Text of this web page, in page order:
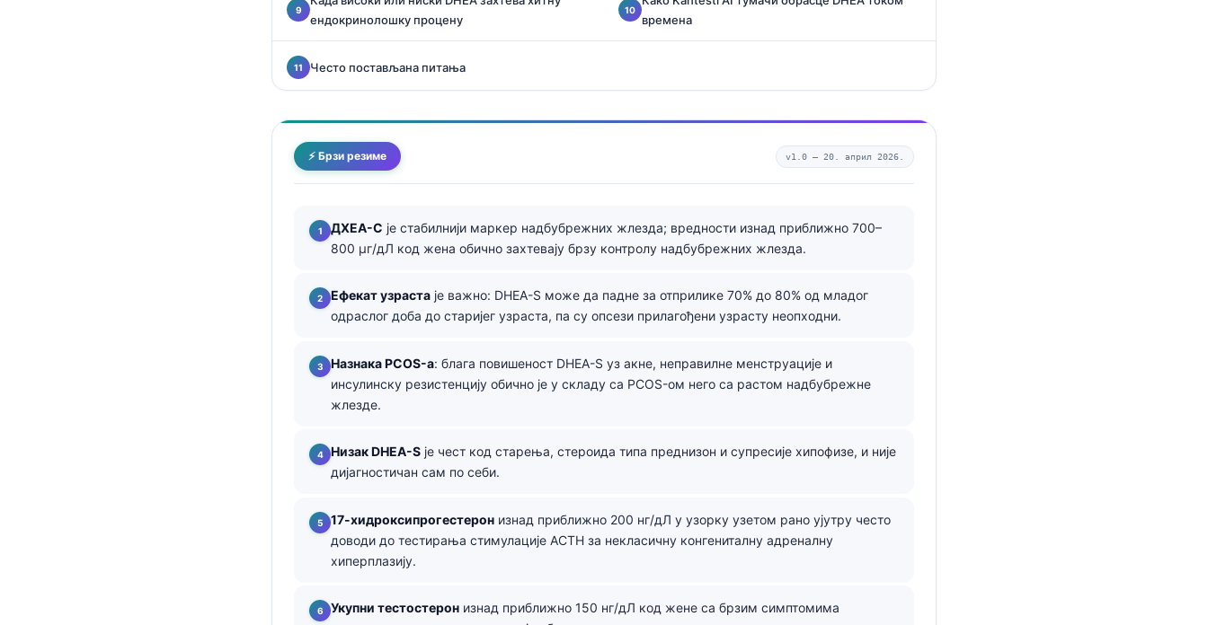
ендокринолошку процену
времена
Често постављана питања
⚡ Брзи резиме v1.0 — 20. април 2026.
ДХЕА-С је стабилнији маркер надбубрежних жлезда; вредности изнад приближно 700–
800 µг/дЛ код жена обично захтевају брзу контролу надбубрежних жлезда.
Ефекат узраста је важно: DHEA-S може да падне за отприлике 70% до 80% од младог
одраслог доба до старијег узраста, па су опсези прилагођени узрасту неопходни.
Назнака PCOS-а: блага повишеност DHEA-S уз акне, неправилне менструације и
инсулинску резистенцију обично је у складу са PCOS-ом него са растом надбубрежне
жлезде.
Низак DHEA-S је чест код старења, стероида типа преднизон и супресије хипофизе, и није
дијагностичан сам по себи.
17-хидроксипрогестерон изнад приближно 200 нг/дЛ у узорку узетом рано ујутру често
доводи до тестирања стимулације ACTH за некласичну конгениталну адреналну
хиперплазију.
Укупни тестостерон изнад приближно 150 нг/дЛ код жене са брзим симптомима